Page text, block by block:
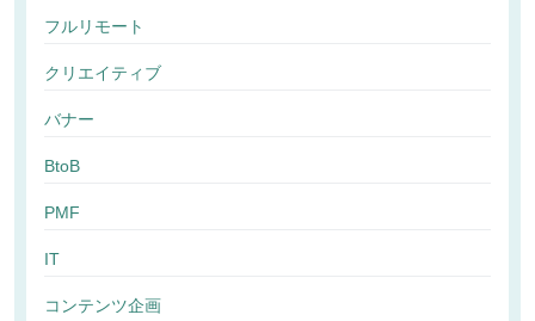
フルリモート
クリエイティブ
バナー
BtoB
PMF
IT
コンテンツ企画